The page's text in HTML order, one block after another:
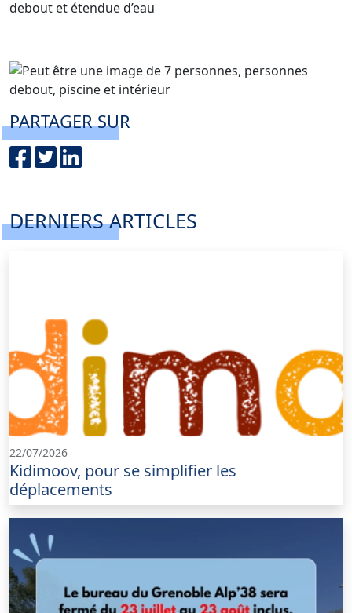
PARTAGER SUR
DERNIERS ARTICLES
22/07/2026
Kidimoov, pour se simplifier les
déplacements